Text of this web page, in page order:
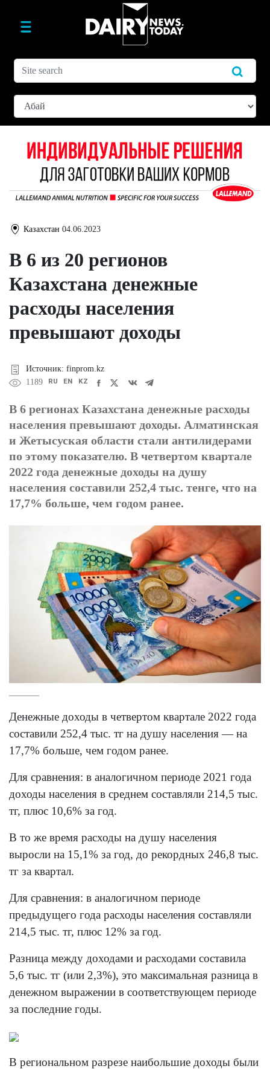
Казахстан 04.06.2023
В 6 из 20 регионов
Казахстана денежные
расходы населения
превышают доходы
Источник: finprom.kz
1189
RU EN KZ
В 6 регионах Казахстана денежные расходы
населения превышают доходы. Алматинская
и Жетысуская области стали антилидерами
по этому показателю. В четвертом квартале
2022 года денежные доходы на душу
населения составили 252,4 тыс. тенге, что на
17,7% больше, чем годом ранее.
Денежные доходы в четвертом квартале 2022 года
составили 252,4 тыс. тг на душу населения — на
17,7% больше, чем годом ранее.
Для сравнения: в аналогичном периоде 2021 года
доходы населения в среднем составляли 214,5 тыс.
тг, плюс 10,6% за год.
В то же время расходы на душу населения
выросли на 15,1% за год, до рекордных 246,8 тыс.
тг за квартал.
Для сравнения: в аналогичном периоде
предыдущего года расходы населения составляли
214,5 тыс. тг, плюс 12% за год.
Разница между доходами и расходами составила
5,6 тыс. тг (или 2,3%), это максимальная разница в
денежном выражении в соответствующем периоде
за последние годы.
В региональном разрезе наибольшие доходы были